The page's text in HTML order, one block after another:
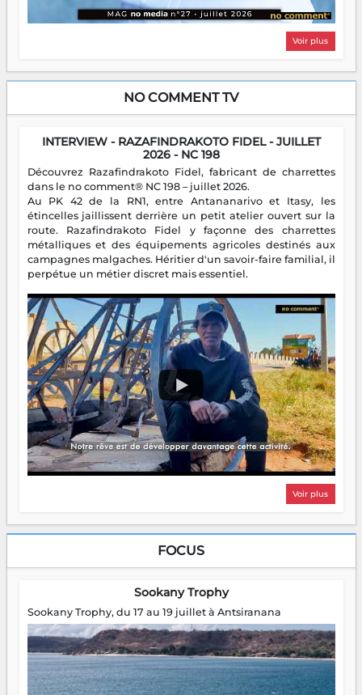
Voir plus
NO COMMENT TV
INTERVIEW - RAZAFINDRAKOTO FIDEL - JUILLET
2026 - NC 198
Découvrez Razafindrakoto Fidel, fabricant de charrettes
dans le no comment® NC 198 – juillet 2026.
Au PK 42 de la RN1, entre Antananarivo et Itasy, les
étincelles jaillissent derrière un petit atelier ouvert sur la
route. Razafindrakoto Fidel y façonne des charrettes
métalliques et des équipements agricoles destinés aux
campagnes malgaches. Héritier d'un savoir-faire familial, il
perpétue un métier discret mais essentiel.
Voir plus
FOCUS
Sookany Trophy
Sookany Trophy, du 17 au 19 juillet à Antsiranana